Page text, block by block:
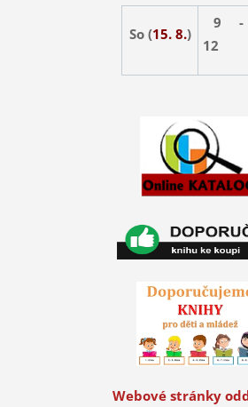
So (15. 8.)
9 -
12
Webové stránky